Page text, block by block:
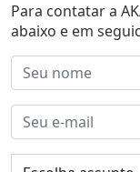
Para contatar a
abaixo e em